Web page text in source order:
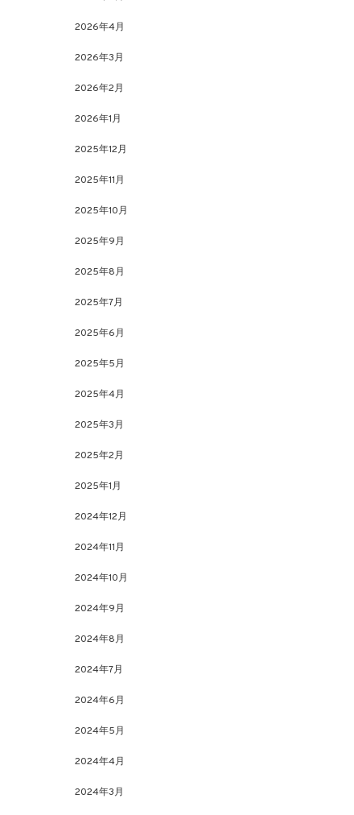
2026年4月
2026年3月
2026年2月
2026年1月
2025年12月
2025年11月
2025年10月
2025年9月
2025年8月
2025年7月
2025年6月
2025年5月
2025年4月
2025年3月
2025年2月
2025年1月
2024年12月
2024年11月
2024年10月
2024年9月
2024年8月
2024年7月
2024年6月
2024年5月
2024年4月
2024年3月